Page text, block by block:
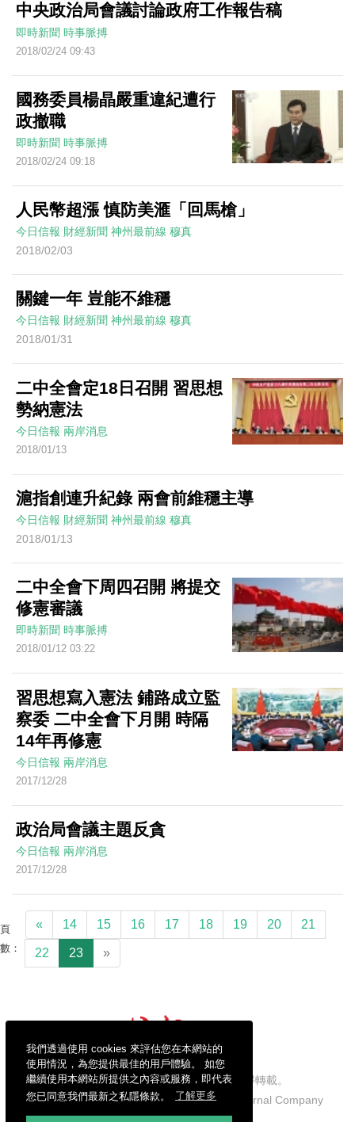
我們透過使用 cookies 來評估您在本網站的
使用情況，為您提供最佳的用戶體驗。 如您
繼續使用本網站所提供之內容或服務，即代表
您已同意我們最新之私隱條款。
了解更多
中央政治局會議討論政府工作報告稿
即時新聞 時事脈搏
2018/02/24 09:43
國務委員楊晶嚴重違紀遭行
政撤職
即時新聞 時事脈搏
2018/02/24 09:18
人民幣超漲 慎防美滙「回馬槍」
今日信報 財經新聞 神州最前線 穆真
2018/02/03
關鍵一年 豈能不維穩
今日信報 財經新聞 神州最前線 穆真
2018/01/31
二中全會定18日召開 習思想
勢納憲法
今日信報 兩岸消息
2018/01/13
滬指創連升紀錄 兩會前維穩主導
今日信報 財經新聞 神州最前線 穆真
2018/01/13
二中全會下周四召開 將提交
修憲審議
即時新聞 時事脈搏
2018/01/12 03:22
習思想寫入憲法 鋪路成立監
察委 二中全會下月開 時隔
14年再修憲
今日信報 兩岸消息
2017/12/28
政治局會議主題反貪
今日信報 兩岸消息
2017/12/28
頁
數：
« 14 15 16 17 18 19 20 21
22 23 »
信報財經新聞有限公司版權所有，不得轉載。
Copyright © 2026 Hong Kong Economic Journal Company